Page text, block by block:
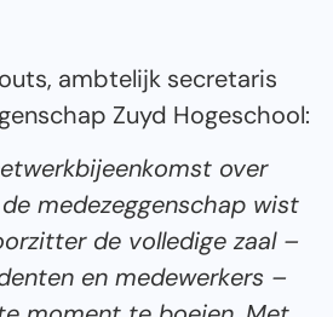
ambtelijk secretaris
Zuyd Hogeschool:
over
medezeggenschap wist
de volledige zaal –
en medewerkers –